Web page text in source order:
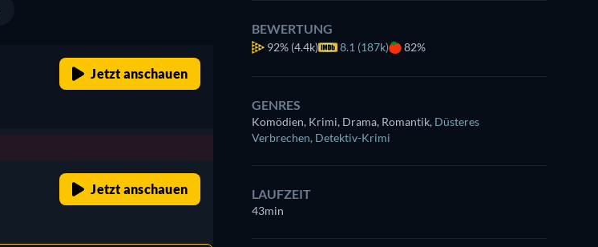
Jetzt anschauen
Jetzt anschauen
BEWERTUNG
92% (4.4k) 8.1 (187k) 82%
GENRES
Komödien, Krimi, Drama, Romantik, Düsteres
Verbrechen, Detektiv-Krimi
LAUFZEIT
43min